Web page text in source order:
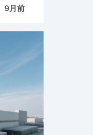
9月前